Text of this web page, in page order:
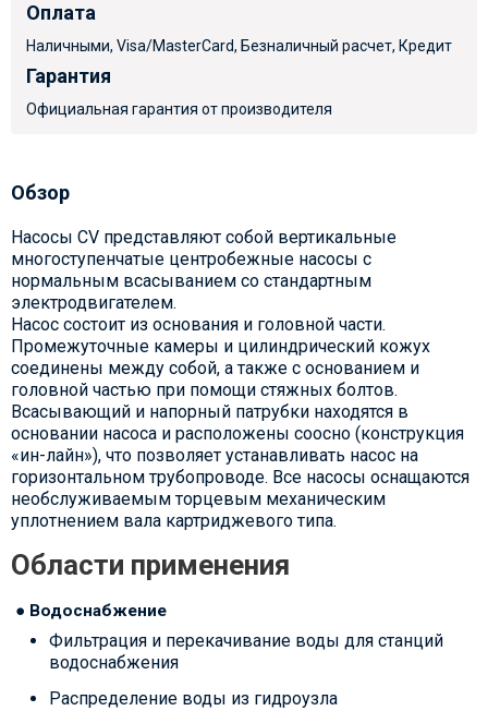
Оплата
Наличными, Visa/MasterCard, Безналичный расчет, Кредит
Гарантия
Официальная гарантия от производителя
Обзор
Насосы CV представляют собой вертикальные
многоступенчатые центробежные насосы с
нормальным всасыванием со стандартным
электродвигателем.
Насос состоит из основания и головной части.
Промежуточные камеры и цилиндрический кожух
соединены между собой, а также с основанием и
головной частью при помощи стяжных болтов.
Всасывающий и напорный патрубки находятся в
основании насоса и расположены соосно (конструкция
«ин-лайн»), что позволяет устанавливать насос на
горизонтальном трубопроводе. Все насосы оснащаются
необслуживаемым торцевым механическим
уплотнением вала картриджевого типа.
Области применения
● Водоснабжение
Фильтрация и перекачивание воды для станций
водоснабжения
Распределение воды из гидроузла